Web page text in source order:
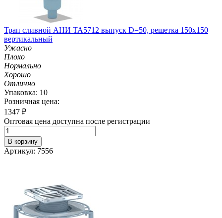
Трап сливной АНИ TA5712 выпуск D=50, решетка 150х150
вертикальный
Ужасно
Плохо
Нормально
Хорошо
Отлично
Упаковка: 10
Розничная цена:
1347 ₽
Оптовая цена доступна после регистрации
В корзину
Артикул: 7556